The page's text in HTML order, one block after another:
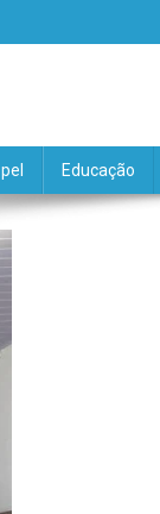
Educação